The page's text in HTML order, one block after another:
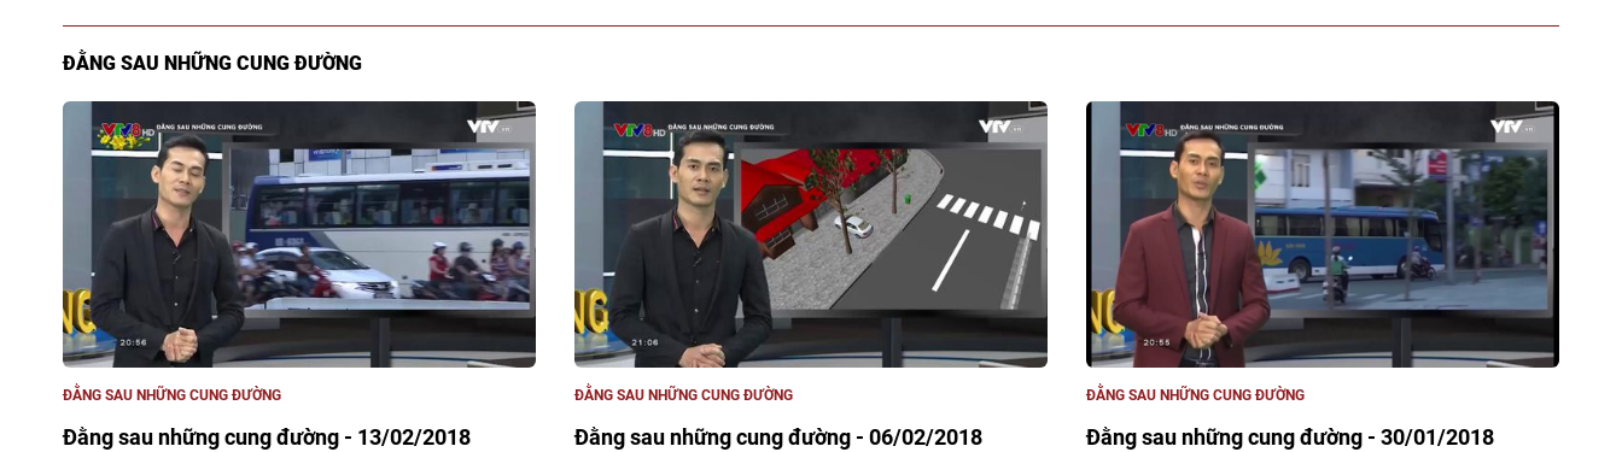
ĐẰNG SAU NHỮNG CUNG ĐƯỜNG
Đằng sau những cung đường - 13/02/2018
ĐẰNG SAU NHỮNG CUNG ĐƯỜNG
Đằng sau những cung đường - 06/02/2018
ĐẰNG SAU NHỮNG CUNG ĐƯỜNG
Đằng sau những cung đường - 30/01/2018
ĐẰNG SAU NHỮNG CUNG ĐƯỜNG